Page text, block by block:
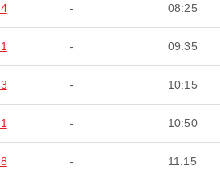
- 08:25
- 09:35
- 10:15
- 10:50
- 11:15